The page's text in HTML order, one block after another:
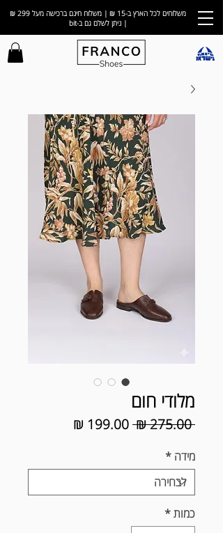
משלוחים לכל הארץ ב-15 ₪ | משלוח חינם ברכישה מעל 299 ₪
| ניתן לשלם גם ב-bit
מלודי חום
‏275.00 ‏₪
מחיר
מידה *
כמות*